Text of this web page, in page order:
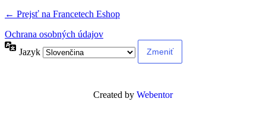
← Prejsť na Francetech Eshop
Ochrana osobných údajov
Jazyk
Created by Webentor